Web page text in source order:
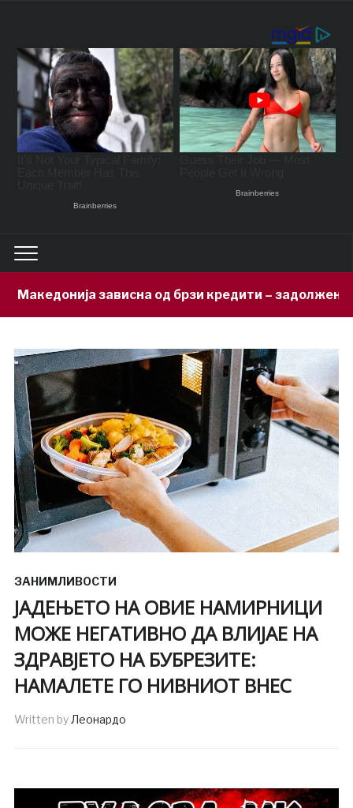
од брзи кредити – задолжени 333 милиони евра
ЗАНИМЛИВОСТИ
ЈАДЕЊЕТО НА ОВИЕ НАМИРНИЦИ
МОЖЕ НЕГАТИВНО ДА ВЛИЈАЕ НА
ЗДРАВЈЕТО НА БУБРЕЗИТЕ:
НАМАЛЕТЕ ГО НИВНИОТ ВНЕС
Written byЛеонардо